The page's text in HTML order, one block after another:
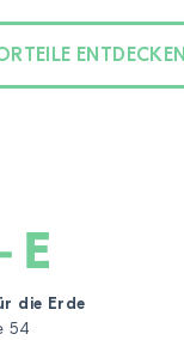
ENTDECKEN
die Erde
54